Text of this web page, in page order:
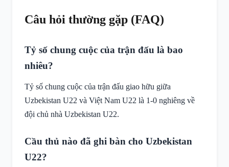
Câu hỏi thường gặp (FAQ)
Tỷ số chung cuộc của trận đấu là bao
nhiêu?
Tỷ số chung cuộc của trận đấu giao hữu giữa
Uzbekistan U22 và Việt Nam U22 là 1-0 nghiêng về
đội chủ nhà Uzbekistan U22.
Cầu thủ nào đã ghi bàn cho Uzbekistan
U22?